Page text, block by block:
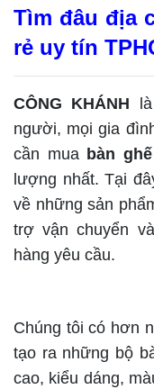
Tìm đâu địa
rẻ uy tín
CÔNG KHÁNH
người, mọi gia
cần mua bàn
lượng nhất. Tại
về những sản
trợ vận chuyển
hàng yêu cầu.
Chúng tôi có hơn
tạo ra những bộ
cao, kiểu dáng,